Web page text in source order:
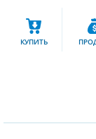
КУПИТЬ